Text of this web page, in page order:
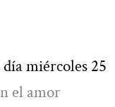
día miércoles 25
el amor